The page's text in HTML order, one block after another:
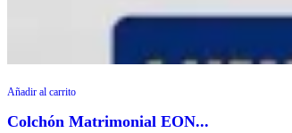
Añadir al carrito
Colchón Matrimonial EON...